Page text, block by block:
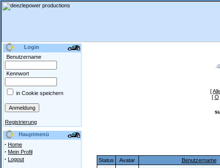
Login
Benutzername
Kennwort
in Cookie speichern
Registrierung
Hauptmenü
· Home
· Mein Profil
· Logout
[
[ O
Status Avatar Benutzername